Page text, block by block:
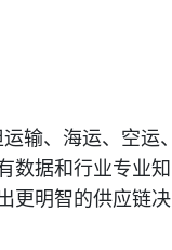
输、海运、空运、
数据和行业专业知
更明智的供应链决